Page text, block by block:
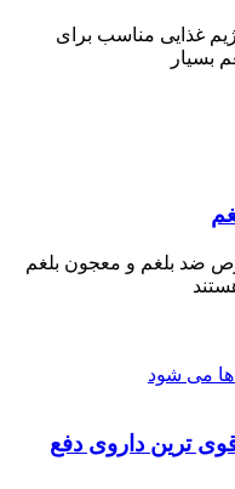
غذایی مناسب برای
بسیار
ضد بلغم و معجون بلغم
ترین داروی دفع